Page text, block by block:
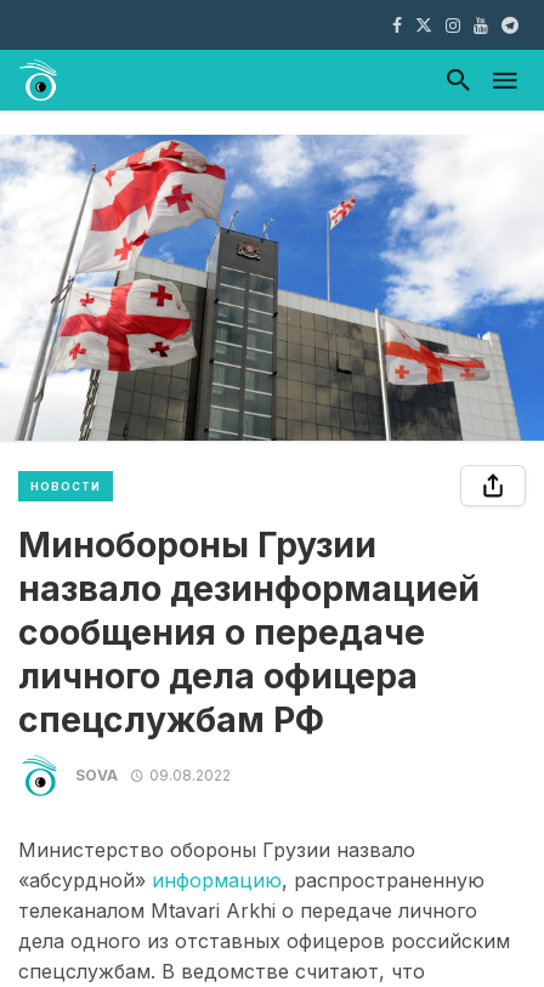
НОВОСТИ
Минобороны Грузии
назвало дезинформацией
сообщения о передаче
личного дела офицера
спецслужбам РФ
SOVA 09.08.2022
Министерство обороны Грузии назвало
«абсурдной» информацию, распространенную
телеканалом Mtavari Arkhi о передаче личного
дела одного из отставных офицеров российским
спецслужбам. В ведомстве считают, что